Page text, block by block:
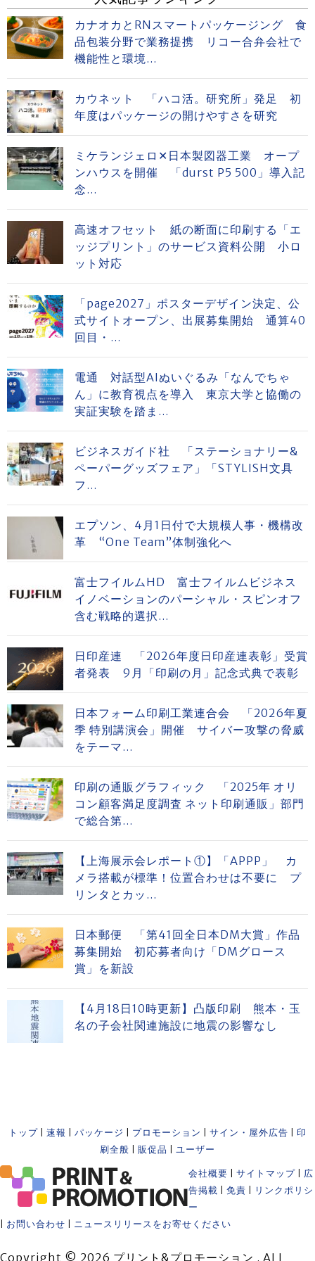
カナオカとRNスマートパッケージング 食
品包装分野で業務提携 リコー合弁会社で
機能性と環境...
カウネット 「ハコ活。研究所」発足 初
年度はパッケージの開けやすさを研究
ミケランジェロ✕日本製図器工業 オープ
ンハウスを開催 「durst P5 500」導入記
念...
高速オフセット 紙の断面に印刷する「エ
ッジプリント」のサービス資料公開 小ロ
ット対応
「page2027」ポスターデザイン決定、公
式サイトオープン、出展募集開始 通算40
回目・...
電通 対話型AIぬいぐるみ「なんでちゃ
ん」に教育視点を導入 東京大学と協働の
実証実験を踏ま...
ビジネスガイド社 「ステーショナリー&
ペーパーグッズフェア」「STYLISH文具
フ...
エプソン、4月1日付で大規模人事・機構改
革 “One Team”体制強化へ
富士フイルムHD 富士フイルムビジネス
イノベーションのパーシャル・スピンオフ
含む戦略的選択...
日印産連 「2026年度日印産連表彰」受賞
者発表 9月「印刷の月」記念式典で表彰
日本フォーム印刷工業連合会 「2026年夏
季 特別講演会」開催 サイバー攻撃の脅威
をテーマ...
印刷の通販グラフィック 「2025年 オリ
コン顧客満足度調査 ネット印刷通販」部門
で総合第...
【上海展示会レポート①】「APPP」 カ
メラ搭載が標準！位置合わせは不要に プ
リンタとカッ...
日本郵便 「第41回全日本DM大賞」作品
募集開始 初応募者向け「DMグロース
賞」を新設
【4月18日10時更新】凸版印刷 熊本・玉
名の子会社関連施設に地震の影響なし
トップ 速報 パッケージ プロモーション サイン・屋外広告
印
刷全般
販促品 ユーザー
会社概要 サイトマップ
広
告掲載
免責
リンクポリシ
ー
お問い合わせ ニュースリリースをお寄せください
Copyright © 2026 プリント&プロモーション . ALL